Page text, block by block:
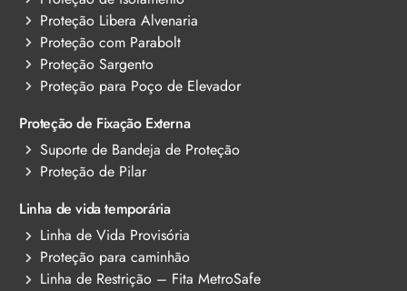
Proteção Libera Alvenaria
Proteção com Parabolt
Proteção Sargento
Proteção para Poço de Elevador
Proteção de Fixação Externa
Suporte de Bandeja de Proteção
Proteção de Pilar
Linha de vida temporária
Linha de Vida Provisória
Proteção para caminhão
Linha de Restrição – Fita MetroSafe